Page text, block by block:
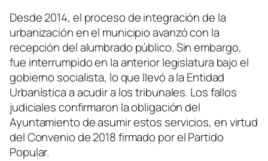
Desde 2014, el proceso de integración de la
urbanización en el municipio avanzó con la
recepción del alumbrado público. Sin embargo,
fue interrumpido en la anterior legislatura bajo el
gobierno socialista, lo que llevó a la Entidad
Urbanística a acudir a los tribunales. Los fallos
judiciales confirmaron la obligación del
Ayuntamiento de asumir estos servicios, en virtud
del Convenio de 2018 firmado por el Partido
Popular.